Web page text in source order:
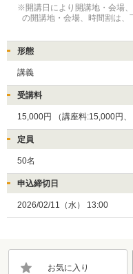
※開講日により開講地・会場
の開講地・会場、時間割は、
形態
講義
受講料
15,000円 （講座料:15,000円、
定員
50名
申込締切日
2026/02/11（水） 13:00
お気に入り